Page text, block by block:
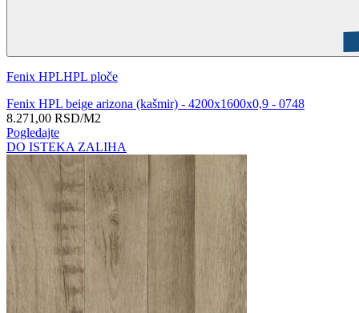
Fenix HPLHPL ploče
Fenix HPL beige arizona (kašmir) - 4200x1600x0,9 - 0748
8.271,00 RSD/M2
Pogledajte
DO ISTEKA ZALIHA